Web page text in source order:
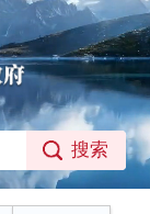
搜索